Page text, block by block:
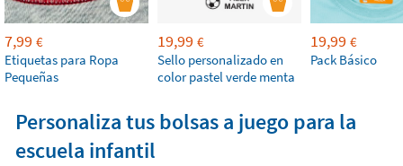
7,99 €
Etiquetas para Ropa
Pequeñas
19,99 €
Sello personalizado en
color pastel verde menta
19,99 €
Pack Básico
Personaliza tus bolsas a juego para la
escuela infantil